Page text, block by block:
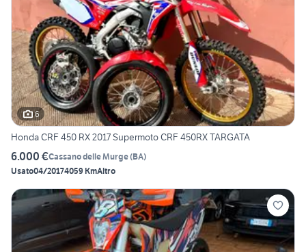
6
Honda CRF 450 RX 2017 Supermoto CRF 450RX TARGATA
6.000 €Cassano delle Murge(BA)
Usato04/20174059 KmAltro